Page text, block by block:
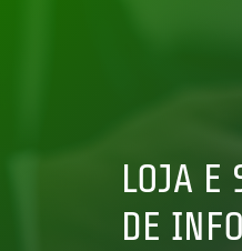
LOJA E
DE